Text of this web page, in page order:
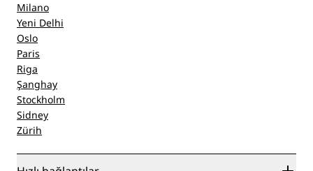
Milano
Yeni Delhi
Oslo
Paris
Riga
Şanghay
Stockholm
Sidney
Zürih